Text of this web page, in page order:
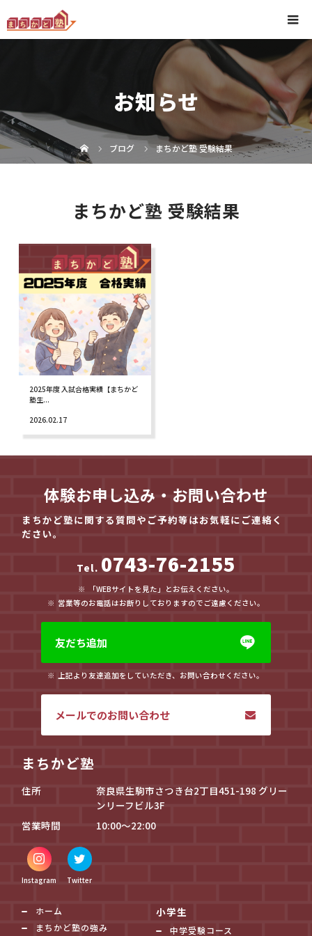
お知らせ
ブログ まちかど塾 受験結果
まちかど塾 受験結果
2025年度 入試合格実績【まちかど
塾生...
2026.02.17
体験お申し込み・お問い合わせ
まちかど塾に関する質問やご予約等はお気軽にご連絡く
ださい。
Tel. 0743-76-2155
「WEBサイトを見た」とお伝えください。
営業等のお電話はお断りしておりますのでご遠慮ください。
友だち追加
上記より友達追加をしていただき、お問い合わせください。
メールでのお問い合わせ
まちかど塾
住所
奈良県生駒市さつき台2丁目451-198 グリー
ンリーフビル3F
営業時間
10:00～22:00
Instagram Twitter
ホーム
まちかど塾の強み
小学生
中学受験コース